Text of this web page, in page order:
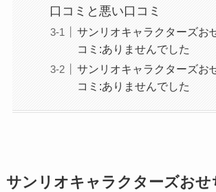
口コミと悪い口コミ
サンリオキャラクターズお
コミ:ありませんでした
サンリオキャラクターズお
コミ:ありませんでした
サンリオキャラクターズおせ